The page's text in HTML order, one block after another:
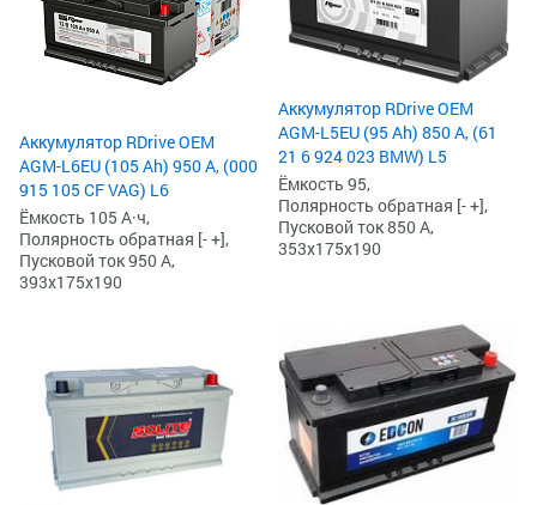
Аккумулятор RDrive OEM
AGM-L6EU (105 Ah) 950 А, (000
915 105 CF VAG) L6
Ёмкость 105 А·ч,
Полярность обратная [- +],
Пусковой ток 950 А,
393x175x190
Аккумулятор RDrive OEM
AGM-L5EU (95 Ah) 850 А, (61
21 6 924 023 BMW) L5
Ёмкость 95,
Полярность обратная [- +],
Пусковой ток 850 А,
353x175x190